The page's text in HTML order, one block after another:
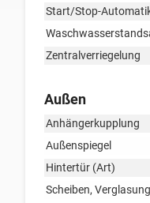
Start/Stop-
Zentralverriegelung
Außen
Anhängerkupplung
Außenspiegel
Hintertür (Art)
Scheiben, Verglasung